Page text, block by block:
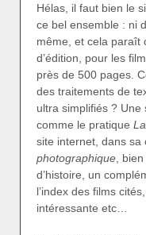
Hélas, il faut bien le
ce bel ensemble : ni
même, et cela paraît
d’édition, pour les
près de 500 pages.
des traitements de
ultra simplifiés ? Une
comme le pratique
site internet, dans sa
photographique ,
d’histoire, un
l’index des films
intéressante etc…